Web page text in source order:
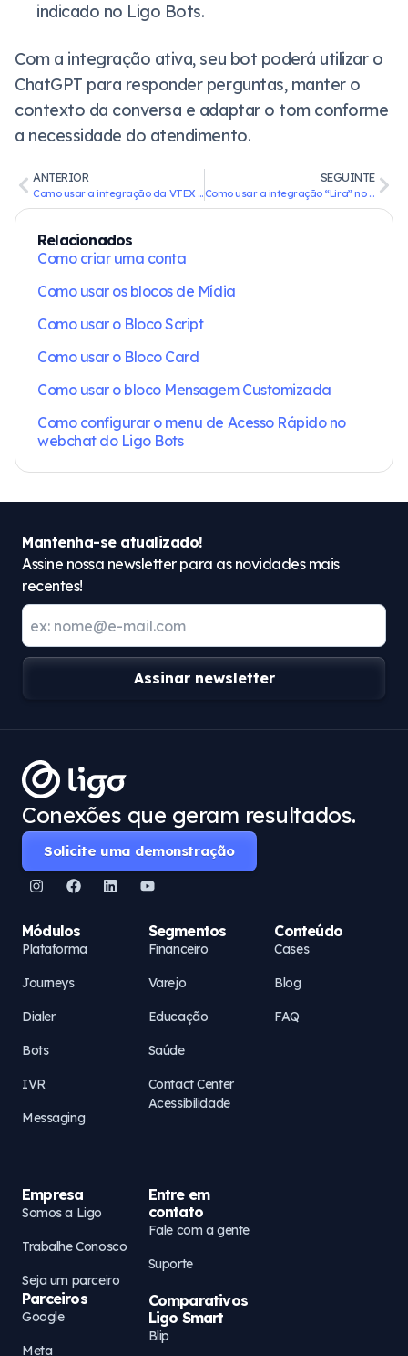
indicado no Ligo Bots.
Com a integração ativa, seu bot poderá utilizar o
ChatGPT para responder perguntas, manter o
contexto da conversa e adaptar o tom conforme
a necessidade do atendimento.
ANTERIOR
Como usar a integração da VTEX no Ligo Bots
SEGUINTE
Como usar a integração “Lira” no Ligo Bots
Relacionados
Como criar uma conta
Como usar os blocos de Mídia
Como usar o Bloco Script
Como usar o Bloco Card
Como usar o bloco Mensagem Customizada
Como configurar o menu de Acesso Rápido no
webchat do Ligo Bots
Mantenha-se atualizado!
Assine nossa newsletter para as novidades mais
recentes!
Assinar newsletter
Conexões que geram resultados.
Solicite uma demonstração
Módulos
Plataforma
Journeys
Dialer
Bots
IVR
Messaging
Segmentos
Financeiro
Varejo
Educação
Saúde
Contact Center
Acessibilidade
Conteúdo
Cases
Blog
FAQ
Empresa
Somos a Ligo
Trabalhe Conosco
Seja um parceiro
Parceiros
Google
Meta
Entre em
contato
Fale com a gente
Suporte
Comparativos
Ligo Smart
Blip